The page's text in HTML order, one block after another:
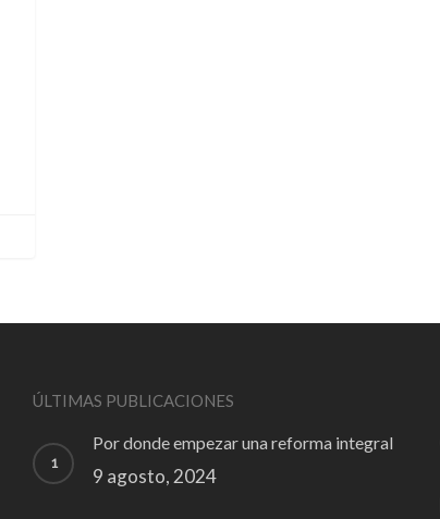
ÚLTIMAS PUBLICACIONES
Por donde empezar una reforma integral
9 agosto, 2024